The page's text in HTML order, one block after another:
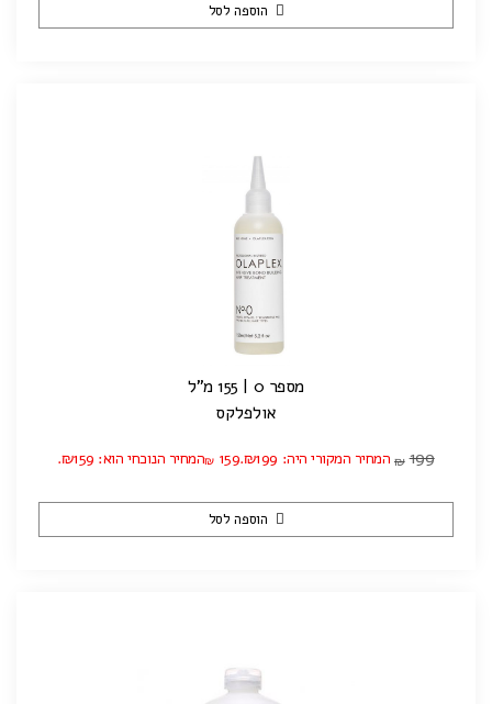
הוספה לסל
מספר 0 | 155 מ"ל
אולפלקס
₪ 199 המחיר המקורי היה: ₪199. ₪ 159 המחיר הנוכחי הוא: ₪159.
הוספה לסל